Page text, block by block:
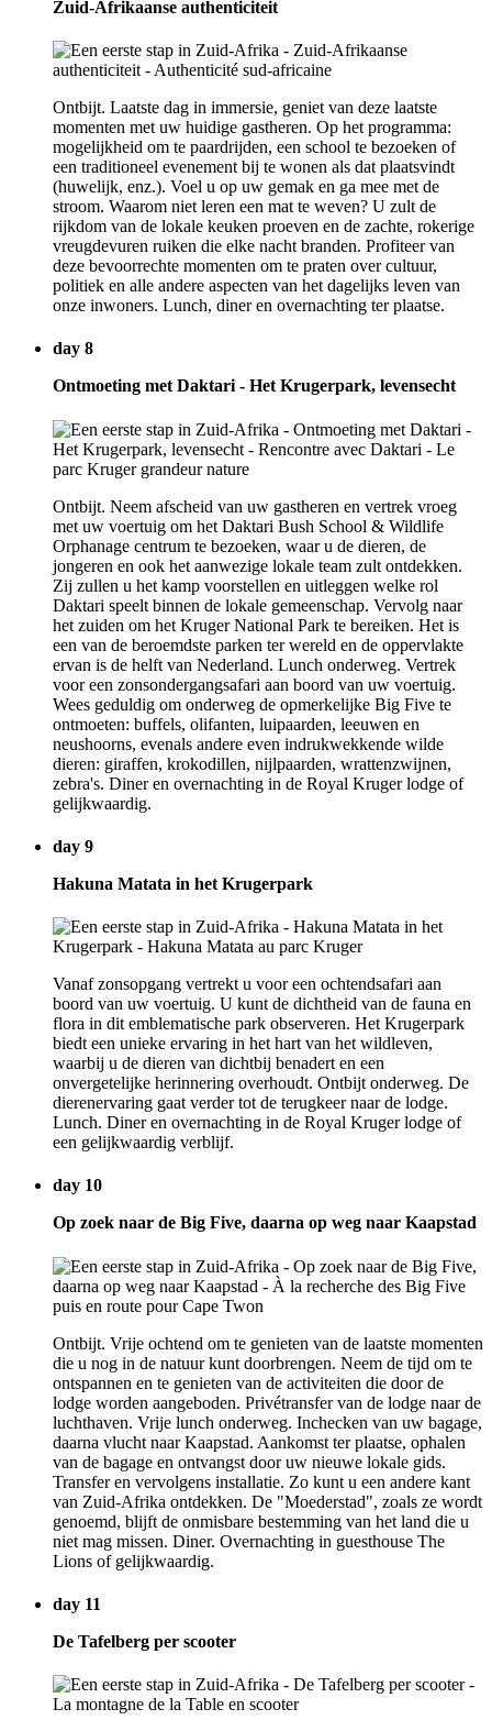
Zuid-Afrikaanse authenticiteit
Ontbijt. Laatste dag in immersie, geniet van deze laatste
momenten met uw huidige gastheren. Op het programma:
mogelijkheid om te paardrijden, een school te bezoeken of
een traditioneel evenement bij te wonen als dat plaatsvindt
(huwelijk, enz.). Voel u op uw gemak en ga mee met de
stroom. Waarom niet leren een mat te weven? U zult de
rijkdom van de lokale keuken proeven en de zachte, rokerige
vreugdevuren ruiken die elke nacht branden. Profiteer van
deze bevoorrechte momenten om te praten over cultuur,
politiek en alle andere aspecten van het dagelijks leven van
onze inwoners. Lunch, diner en overnachting ter plaatse.
day 8
Ontmoeting met Daktari - Het Krugerpark, levensecht
Ontbijt. Neem afscheid van uw gastheren en vertrek vroeg
met uw voertuig om het Daktari Bush School & Wildlife
Orphanage centrum te bezoeken, waar u de dieren, de
jongeren en ook het aanwezige lokale team zult ontdekken.
Zij zullen u het kamp voorstellen en uitleggen welke rol
Daktari speelt binnen de lokale gemeenschap. Vervolg naar
het zuiden om het Kruger National Park te bereiken. Het is
een van de beroemdste parken ter wereld en de oppervlakte
ervan is de helft van Nederland. Lunch onderweg. Vertrek
voor een zonsondergangsafari aan boord van uw voertuig.
Wees geduldig om onderweg de opmerkelijke Big Five te
ontmoeten: buffels, olifanten, luipaarden, leeuwen en
neushoorns, evenals andere even indrukwekkende wilde
dieren: giraffen, krokodillen, nijlpaarden, wrattenzwijnen,
zebra's. Diner en overnachting in de Royal Kruger lodge of
gelijkwaardig.
day 9
Hakuna Matata in het Krugerpark
Vanaf zonsopgang vertrekt u voor een ochtendsafari aan
boord van uw voertuig. U kunt de dichtheid van de fauna en
flora in dit emblematische park observeren. Het Krugerpark
biedt een unieke ervaring in het hart van het wildleven,
waarbij u de dieren van dichtbij benadert en een
onvergetelijke herinnering overhoudt. Ontbijt onderweg. De
dierenervaring gaat verder tot de terugkeer naar de lodge.
Lunch. Diner en overnachting in de Royal Kruger lodge of
een gelijkwaardig verblijf.
day 10
Op zoek naar de Big Five, daarna op weg naar Kaapstad
Ontbijt. Vrije ochtend om te genieten van de laatste momenten
die u nog in de natuur kunt doorbrengen. Neem de tijd om te
ontspannen en te genieten van de activiteiten die door de
lodge worden aangeboden. Privétransfer van de lodge naar de
luchthaven. Vrije lunch onderweg. Inchecken van uw bagage,
daarna vlucht naar Kaapstad. Aankomst ter plaatse, ophalen
van de bagage en ontvangst door uw nieuwe lokale gids.
Transfer en vervolgens installatie. Zo kunt u een andere kant
van Zuid-Afrika ontdekken. De "Moederstad", zoals ze wordt
genoemd, blijft de onmisbare bestemming van het land die u
niet mag missen. Diner. Overnachting in guesthouse The
Lions of gelijkwaardig.
day 11
De Tafelberg per scooter